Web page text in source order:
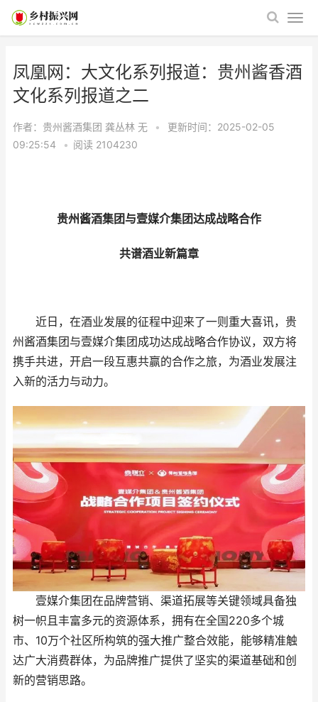
凤凰网：大文化系列报道：贵州酱香酒
文化系列报道之二
作者：贵州酱酒集团 龚丛林 无 •
更新时间：2025-02-05
09:25:54
• 阅读 2104230
贵州酱酒集团与壹媒介集团达成战略合作
共谱酒业新篇章
近日，在酒业发展的征程中迎来了一则重大喜讯，贵
州酱酒集团与壹媒介集团成功达成战略合作协议，双方将
携手共进，开启一段互惠共赢的合作之旅，为酒业发展注
入新的活力与动力。
壹媒介集团在品牌营销、渠道拓展等关键领域具备独
树一帜且丰富多元的资源体系，拥有在全国220多个城
市、10万个社区所构筑的强大推广整合效能，能够精准触
达广大消费群体，为品牌推广提供了坚实的渠道基础和创
新的营销思路。